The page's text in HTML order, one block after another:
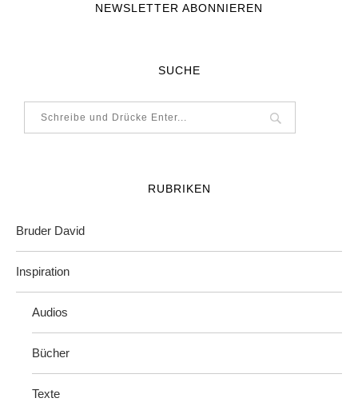
NEWSLETTER ABONNIEREN
SUCHE
RUBRIKEN
Bruder David
Inspiration
Audios
Bücher
Texte